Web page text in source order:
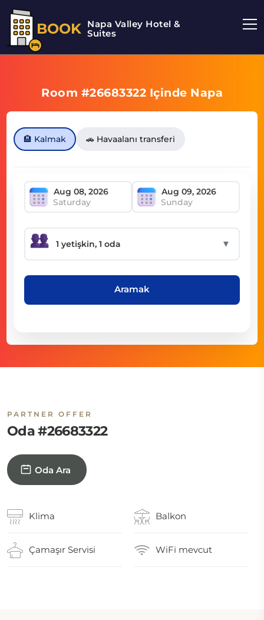
BOOK Napa Valley Hotel &
Suites
Room #26683322 Içinde Napa
🏨 Kalmak 🚗 Havaalanı transferi
Saturday Sunday
▼
Aramak
PARTNER OFFER
Oda #26683322
Oda Ara
Klima Balkon
Çamaşır Servisi WiFi mevcut